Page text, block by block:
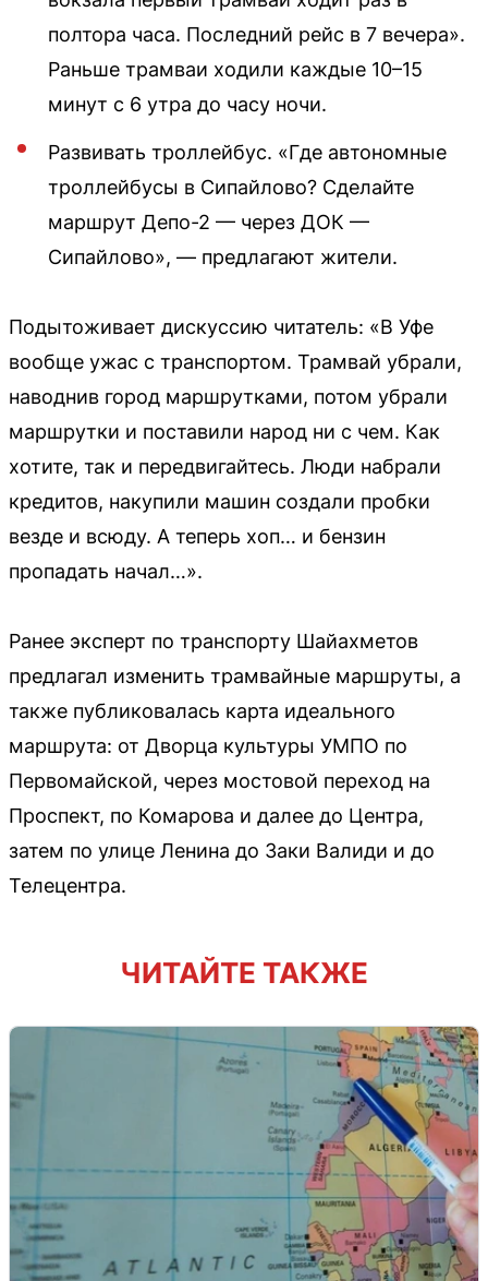
полтора часа. Последний рейс в 7 вечера».
Раньше трамваи ходили каждые 10–15
минут с 6 утра до часу ночи.
Развивать троллейбус. «Где автономные
троллейбусы в Сипайлово? Сделайте
маршрут Депо-2 — через ДОК —
Сипайлово», — предлагают жители.
Подытоживает дискуссию читатель: «В Уфе
вообще ужас с транспортом. Трамвай убрали,
наводнив город маршрутками, потом убрали
маршрутки и поставили народ ни с чем. Как
хотите, так и передвигайтесь. Люди набрали
кредитов, накупили машин создали пробки
везде и всюду. А теперь хоп… и бензин
пропадать начал…».
Ранее эксперт по транспорту Шайахметов
предлагал изменить трамвайные маршруты, а
также публиковалась карта идеального
маршрута: от Дворца культуры УМПО по
Первомайской, через мостовой переход на
Проспект, по Комарова и далее до Центра,
затем по улице Ленина до Заки Валиди и до
Телецентра.
ЧИТАЙТЕ ТАКЖЕ